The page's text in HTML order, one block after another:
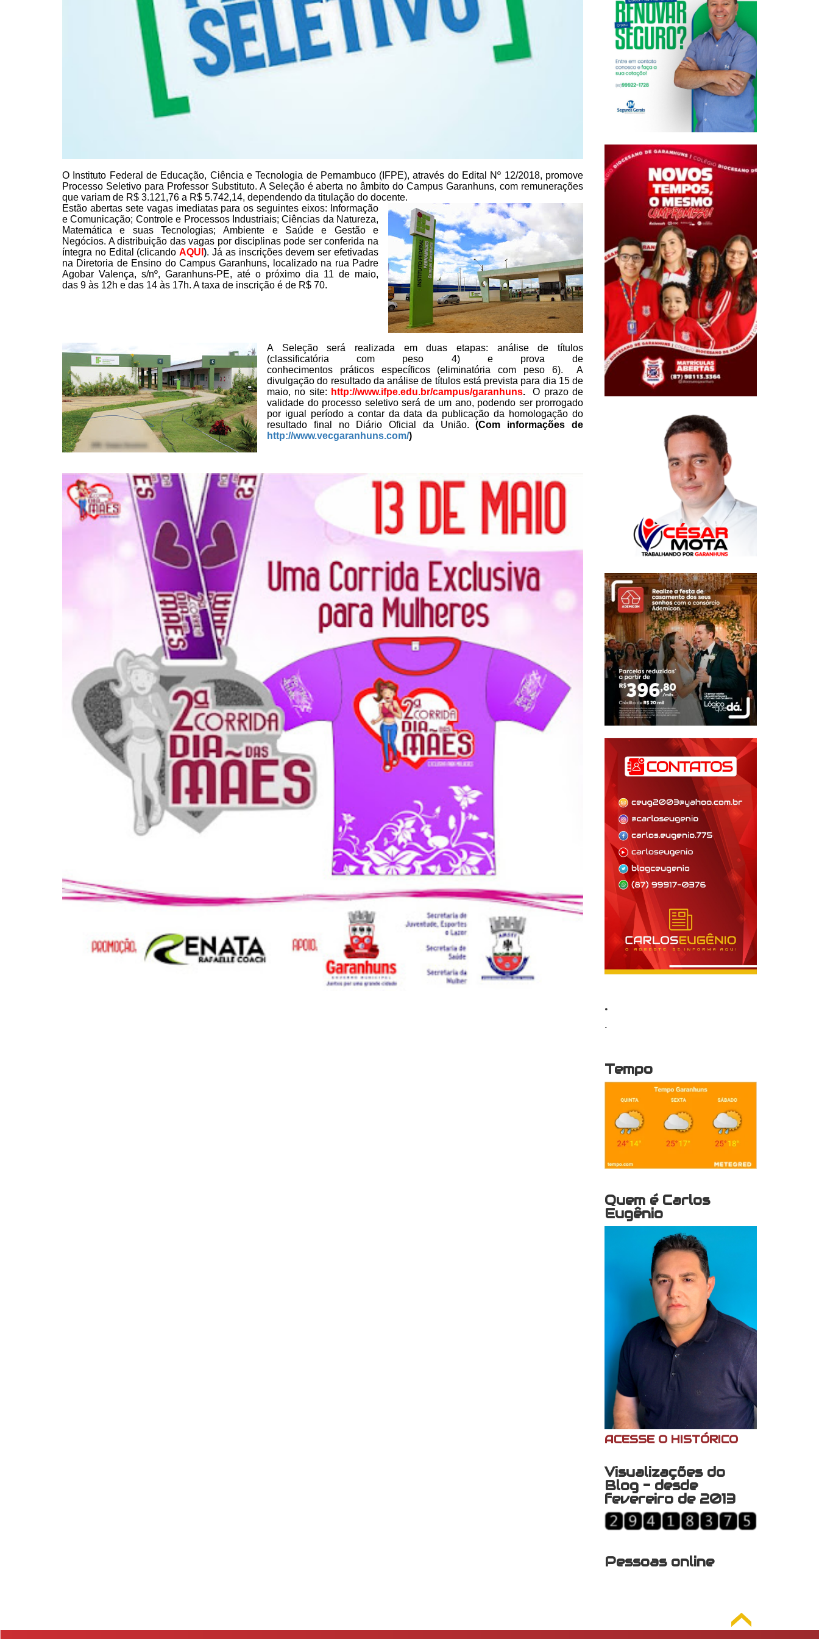
O Instituto Federal deEducação, Ciência e Tecnologia de Pernambuco (IFPE), através do Edital Nº 12/2018, promove
Processo Seletivo para Professor Substituto. A Seleção éaberta no âmbito do Campus Garanhuns, com remunerações
que variam de R$ 3.121,76 a R$ 5.742,14, dependendo da titulação do docente.
Estão abertas sete vagasimediatas para os seguintes eixos: Informação
e Comunicação; Controle e Processos Industriais; Ciências da Natureza,
Matemática e suasTecnologias; Ambiente e Saúde e Gestão e
Negócios. A distribuição dasvagas por disciplinas pode ser conferida na
íntegra no Edital (clicandoAQUI). Já as inscrições devem ser efetivadas
na Diretoria de Ensino do Campus Garanhuns, localizadona rua Padre
Agobar Valença, s/nº, Garanhuns-PE, até o próximo dia 11 de maio,
das 9 às 12h e das 14 às 17h. A taxa de inscrição é de R$ 70.
A Seleção será realizada emduas etapas: análise de títulos
(classificatória com peso 4)e prova de
conhecimentos práticos específicos (eliminatória com peso 6). A
divulgação do resultado da análise de títulos está prevista para dia 15 de
maio, no site: http://www.ifpe.edu.br/campus/garanhuns.
O prazo de
validade do processo seletivo será de um ano, podendo ser prorrogado
por igual período a contar da data da publicação da homologação do
resultado final no Diário Oficial da União.(Com informações de
http://www.vecgaranhuns.com/)
.
.
Tempo
Quem é Carlos
Eugênio
ACESSE O HISTÓRICO
Visualizações do
Blog - desde
fevereiro de 2013
Pessoas online